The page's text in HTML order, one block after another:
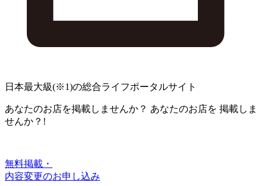
日本最大級(※1)の総合ライフポータルサイト
あなたのお店を掲載しませんか？ あなたのお店を 掲載しま
せんか？!
無料掲載・
内容変更のお申し込み